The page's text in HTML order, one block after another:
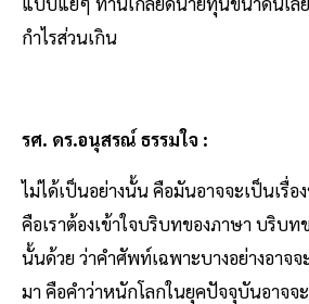
กำไรส่วนเกิน
รศ. ดร.อนุสรณ์ ธรรมใจ :
ไม่ได้เป็นอย่างนั้น คือมันอาจจะเป็นเรื่
คือเราต้องเข้าใจบริบทของภาษา บริบ
นั้นด้วย ว่าคำศัพท์เฉพาะบางอย่างอา
มา คือคำว่าหนักโลกในยุคปัจจุบันอาจจ